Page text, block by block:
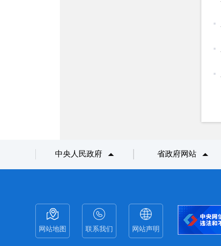
中央人民政府 省政府网站
网站地图 联系我们 网站声明